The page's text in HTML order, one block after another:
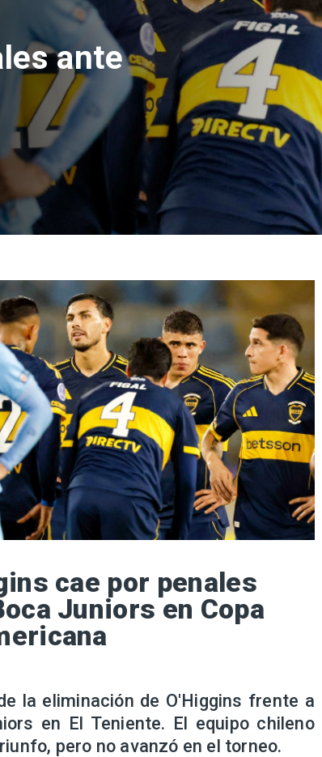
da
drogas
cae por penales
Juniors en Copa
la eliminación de O'Higgins frente a
en El Teniente. El equipo chileno
pero no avanzó en el torneo.